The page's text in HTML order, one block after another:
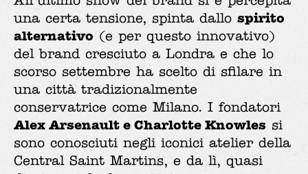
una certa tensione, spinta dallo spirito
alternativo (e per questo innovativo)
del brand cresciuto a Londra e che lo
scorso settembre ha scelto di sfilare in
una città tradizionalmente
conservatrice come Milano. I fondatori
Alex Arsenault e Charlotte Knowles si
sono conosciuti negli iconici atelier della
Central Saint Martins, e da lì, quasi